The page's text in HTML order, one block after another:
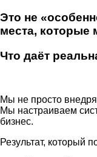
Это не
места, которые
Что даёт
Мы не просто
Мы настраиваем
бизнес.
Результат, который